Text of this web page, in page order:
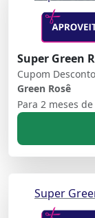
Super Green
Cupom
Green Rosê
Para 2 meses
Super